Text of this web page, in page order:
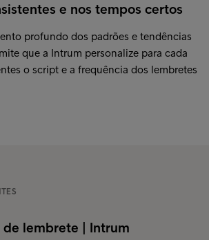
e nos tempos certos
profundo dos padrões e tendências
que a Intrum personalize para cada
o script e a frequência dos lembretes
de lembrete | Intrum